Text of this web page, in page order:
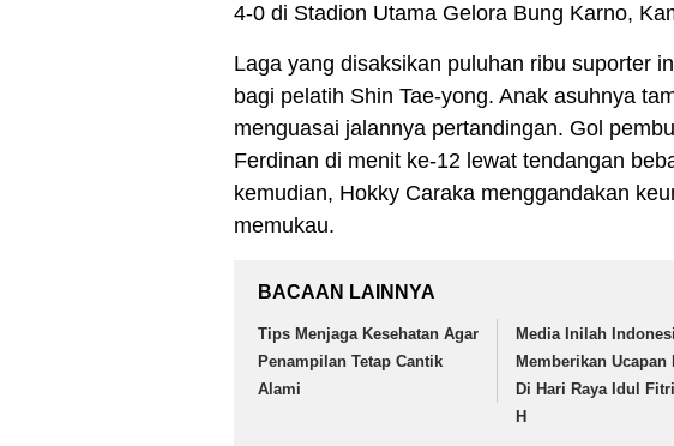
4-0 di Stadion Utama Gelora Bung Karno,
Laga yang disaksikan puluhan ribu suporter
bagi pelatih Shin Tae-yong. Anak asuhnya
menguasai jalannya pertandingan. Gol
Ferdinan di menit ke-12 lewat tendangan
kemudian, Hokky Caraka menggandakan
memukau.
BACAAN LAINNYA
Tips Menjaga Kesehatan Agar
Penampilan Tetap Cantik
Alami
Media Inilah
Memberikan Ucapan
Di Hari Raya Idul
H